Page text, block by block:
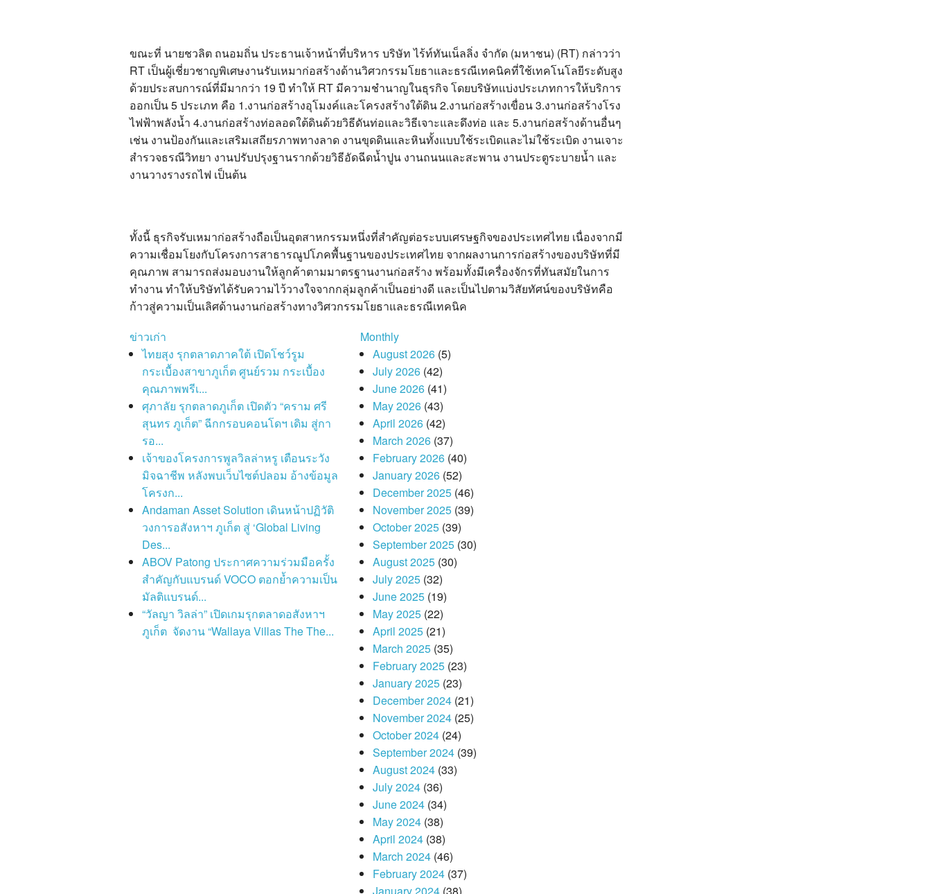
ขณะที่ นายชวลิต ถนอมถิ่น ประธานเจ้าหน้าที่บริหาร บริษัท ไร้ท์ทันเน็ลลิ่ง จำกัด (มหาชน) (RT) กล่าวว่า
RT เป็นผู้เชี่ยวชาญพิเศษงานรับเหมาก่อสร้างด้านวิศวกรรมโยธาและธรณีเทคนิคที่ใช้เทคโนโลยีระดับสูง
ด้วยประสบการณ์ที่มีมากว่า 19 ปี ทำให้ RT มีความชำนาญในธุรกิจ โดยบริษัทแบ่งประเภทการให้บริการ
ออกเป็น 5 ประเภท คือ 1.งานก่อสร้างอุโมงค์และโครงสร้างใต้ดิน 2.งานก่อสร้างเขื่อน 3.งานก่อสร้างโรง
ไฟฟ้าพลังน้ำ 4.งานก่อสร้างท่อลอดใต้ดินด้วยวิธีดันท่อและวิธีเจาะและดึงท่อ และ 5.งานก่อสร้างด้านอื่นๆ
เช่น งานป้องกันและเสริมเสถียรภาพทางลาด งานขุดดินและหินทั้งแบบใช้ระเบิดและไม่ใช้ระเบิด งานเจาะ
สำรวจธรณีวิทยา งานปรับปรุงฐานรากด้วยวิธีอัดฉีดน้ำปูน งานถนนและสะพาน งานประตูระบายน้ำ และ
งานวางรางรถไฟ เป็นต้น
ทั้งนี้ ธุรกิจรับเหมาก่อสร้างถือเป็นอุตสาหกรรมหนึ่งที่สำคัญต่อระบบเศรษฐกิจของประเทศไทย เนื่องจากมี
ความเชื่อมโยงกับโครงการสาธารณูปโภคพื้นฐานของประเทศไทย จากผลงานการก่อสร้างของบริษัทที่มี
คุณภาพ สามารถส่งมอบงานให้ลูกค้าตามมาตรฐานงานก่อสร้าง พร้อมทั้งมีเครื่องจักรที่ทันสมัยในการ
ทำงาน ทำให้บริษัทได้รับความไว้วางใจจากกลุ่มลูกค้าเป็นอย่างดี และเป็นไปตามวิสัยทัศน์ของบริษัทคือ
ก้าวสู่ความเป็นเลิศด้านงานก่อสร้างทางวิศวกรรมโยธาและธรณีเทคนิค
ข่าวเก่า
ไทยสุง รุกตลาดภาคใต้ เปิดโชว์รูม
กระเบื้องสาขาภูเก็ต ศูนย์รวม กระเบื้อง
คุณภาพพรีเ...
ศุภาลัย รุกตลาดภูเก็ต เปิดตัว “คราม ศรี
สุนทร ภูเก็ต” ฉีกกรอบคอนโดฯ เดิม สู่กา
รอ...
เจ้าของโครงการพูลวิลล่าหรู เตือนระวัง
มิจฉาชีพ หลังพบเว็บไซต์ปลอม อ้างข้อมูล
โครงก...
Andaman Asset Solution เดินหน้าปฏิวัติ
วงการอสังหาฯ ภูเก็ต สู่ ‘Global Living
Des...
ABOV Patong ประกาศความร่วมมือครั้ง
สำคัญกับแบรนด์ VOCO ตอกย้ำความเป็น
มัลติแบรนด์...
“วัลญา วิลล่า” เปิดเกมรุกตลาดอสังหาฯ
ภูเก็ต จัดงาน “Wallaya Villas The The...
Monthly
August 2026(5)
July 2026(42)
June 2026(41)
May 2026(43)
April 2026(42)
March 2026(37)
February 2026(40)
January 2026(52)
December 2025(46)
November 2025(39)
October 2025(39)
September 2025(30)
August 2025(30)
July 2025(32)
June 2025(19)
May 2025(22)
April 2025(21)
March 2025(35)
February 2025(23)
January 2025(23)
December 2024(21)
November 2024(25)
October 2024(24)
September 2024(39)
August 2024(33)
July 2024(36)
June 2024(34)
May 2024(38)
April 2024(38)
March 2024(46)
February 2024(37)